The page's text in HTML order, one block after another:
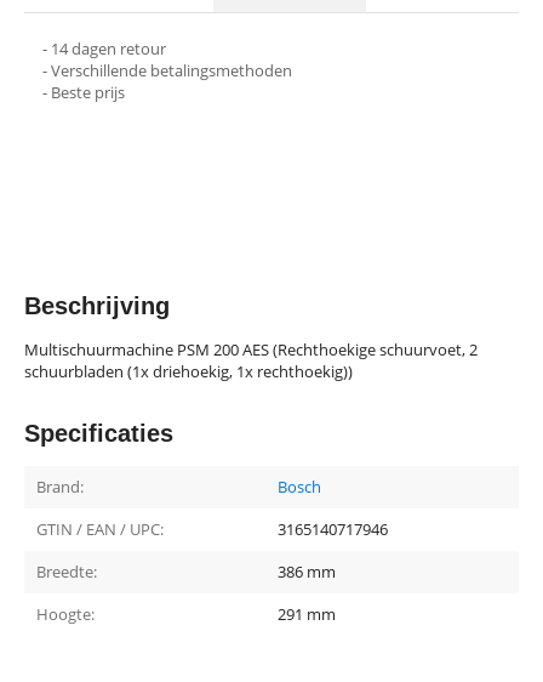
- 14 dagen retour
- Verschillende betalingsmethoden
- Beste prijs
Beschrijving
Multischuurmachine PSM 200 AES (Rechthoekige schuurvoet, 2
schuurbladen (1x driehoekig, 1x rechthoekig))
Specificaties
Brand:
Bosch
GTIN / EAN / UPC:
3165140717946
Breedte:
386 mm
Hoogte:
291 mm